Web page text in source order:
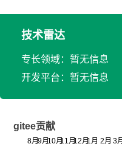
技术雷达
专长领域：暂无信息
开发平台：暂无信息
gitee贡献